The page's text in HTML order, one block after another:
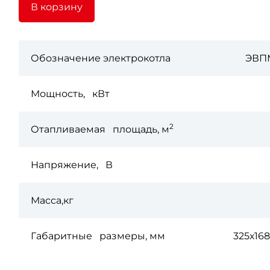
В корзину
Обозначение электрокотла
Мощность, кВт
Отапливаемая площадь, м2
Напряжение, В
Масса,кг
Габаритные размеры, мм